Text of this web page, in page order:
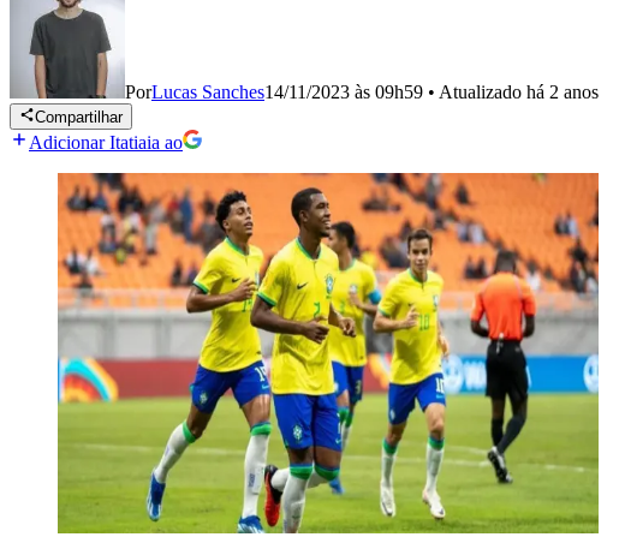
PorLucas Sanches14/11/2023 às 09h59 • Atualizado há 2 anos
Compartilhar
Adicionar Itatiaia ao